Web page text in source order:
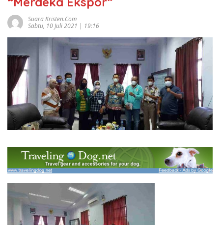
Suara Kristen.com
Sabtu, 10 Juli 2021 | 19:16